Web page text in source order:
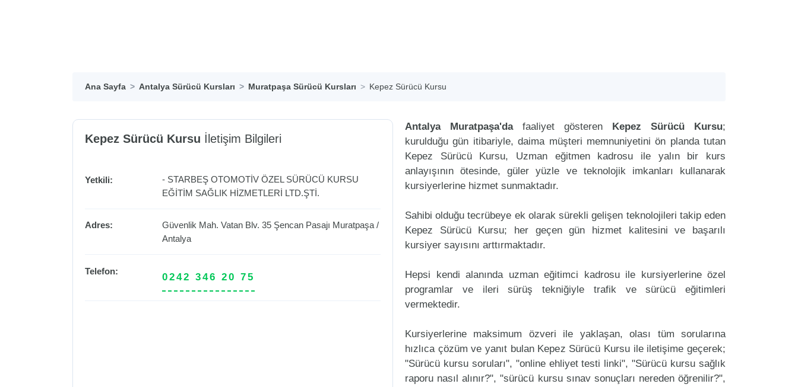
Ana Sayfa Antalya Sürücü Kursları Muratpaşa Sürücü Kursları Kepez Sürücü Kursu
Kepez Sürücü Kursu İletişim Bilgileri
Yetkili:
- STARBEŞ OTOMOTİV ÖZEL SÜRÜCÜ KURSU
EĞİTİM SAĞLIK HİZMETLERİ LTD.ŞTİ.
Adres: Güvenlik Mah. Vatan Blv. 35 Şencan Pasajı Muratpaşa/
Antalya
Telefon:
0242 346 20 75
Antalya Muratpaşa'dafaaliyet gösteren Kepez Sürücü Kursu;
kurulduğu gün itibariyle, daima müşteri memnuniyetini ön planda tutan
Kepez Sürücü Kursu, Uzman eğitmen kadrosu ile yalın bir kurs
anlayışının ötesinde, güler yüzle ve teknolojik imkanları kullanarak
kursiyerlerine hizmet sunmaktadır.
Sahibi olduğu tecrübeye ek olarak sürekli gelişen teknolojileri takip eden
Kepez Sürücü Kursu; her geçen gün hizmet kalitesini ve başarılı
kursiyer sayısını arttırmaktadır.
Hepsi kendi alanında uzman eğitimci kadrosu ile kursiyerlerine özel
programlar ve ileri sürüş tekniğiyle trafik ve sürücü eğitimleri
vermektedir.
Kursiyerlerine maksimum özveri ile yaklaşan, olası tüm sorularına
hızlıca çözüm ve yanıt bulan Kepez Sürücü Kursu ile iletişime geçerek;
"Sürücü kursu soruları", "online ehliyet testi linki", "Sürücü kursu sağlık
raporu nasıl alınır?", "sürücü kursu sınav sonuçları nereden öğrenilir?",